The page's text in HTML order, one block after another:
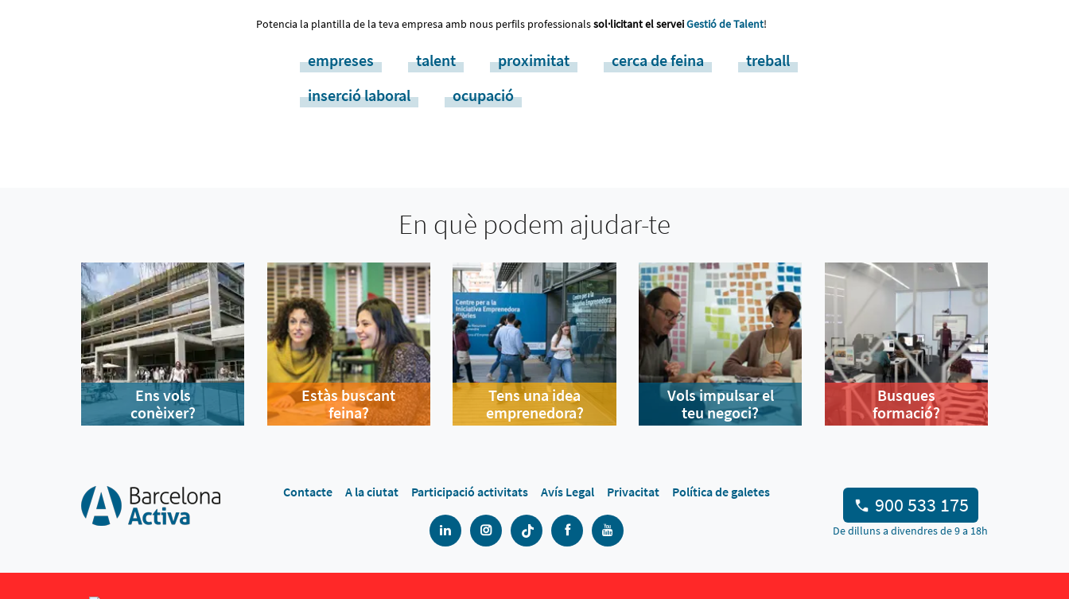
Potencia la plantilla de la teva empresa amb nous perfils professionalssol·licitant el serveiGestió de Talent!
empreses talent proximitat cerca de feina
treball
inserció laboral
ocupació
En què podem ajudar-te
Ens vols
conèixer?
Estàs buscant
feina?
Tens una idea
emprenedora?
Vols impulsar el
teu negoci?
Busques
formació?
Contacte A la ciutat Participació activitats Avís Legal Privacitat Política de galetes
900 533 175
De dilluns a divendres de 9 a 18h